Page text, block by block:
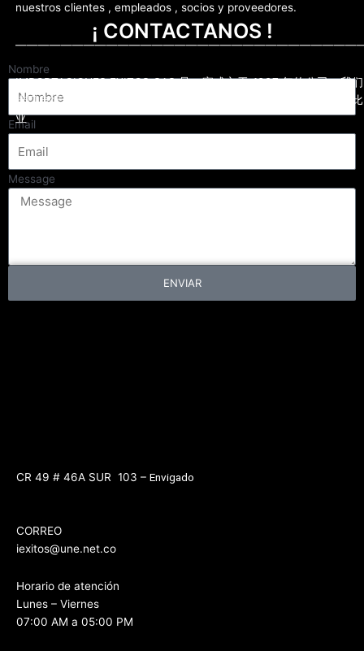
nuestros clientes , empleados , socios y proveedores.
IMPORTACIONES EXITOS SAS 是一家成立于 1997 年的公司。我们
进口自行车备件。 我们的客户是自行车商店，自行车车间遍布哥伦比
亚
¡ CONTACTANOS !
Nombre
Email
Message
ENVIAR
CR 49 # 46A SUR 103 – Envigado
CORREO
iexitos@une.net.co
Horario de atención
Lunes – Viernes
07:00 AM a 05:00 PM